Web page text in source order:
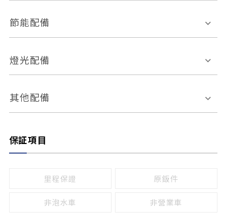
車道偏離警示
自動停車系統 盲點偵測系統
倒車雷達
無
有
外部音源接入
節能配備
引擎啟閉系統
燈光配備
感應頭燈
頭燈光源
其他配備
保証項目
里程保證 原鈑件
非泡水車 非營業車